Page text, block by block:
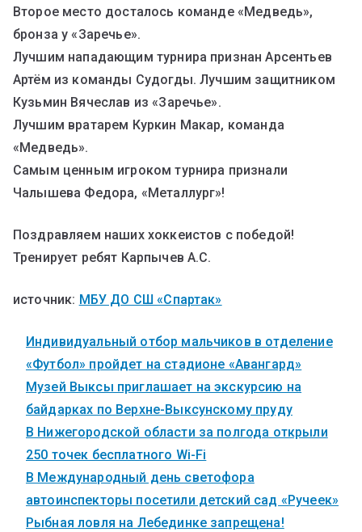
Второе место досталось команде «Медведь»,
бронза у «Заречье».
Лучшим нападающим турнира признан Арсентьев
Артём из команды Судогды. Лучшим защитником
Кузьмин Вячеслав из «Заречье».
Лучшим вратарем Куркин Макар, команда
«Медведь».
Самым ценным игроком турнира признали
Чалышева Федора, «Металлург»!
Поздравляем наших хоккеистов с победой!
Тренирует ребят Карпычев А.С.
источник: МБУ ДО СШ «Спартак»
Индивидуальный отбор мальчиков в отделение
«Футбол» пройдет на стадионе «Авангард»
Музей Выксы приглашает на экскурсию на
байдарках по Верхне-Выксунскому пруду
В Нижегородской области за полгода открыли
250 точек бесплатного Wi-Fi
В Международный день светофора
автоинспекторы посетили детский сад «Ручеек»
Рыбная ловля на Лебединке запрещена!